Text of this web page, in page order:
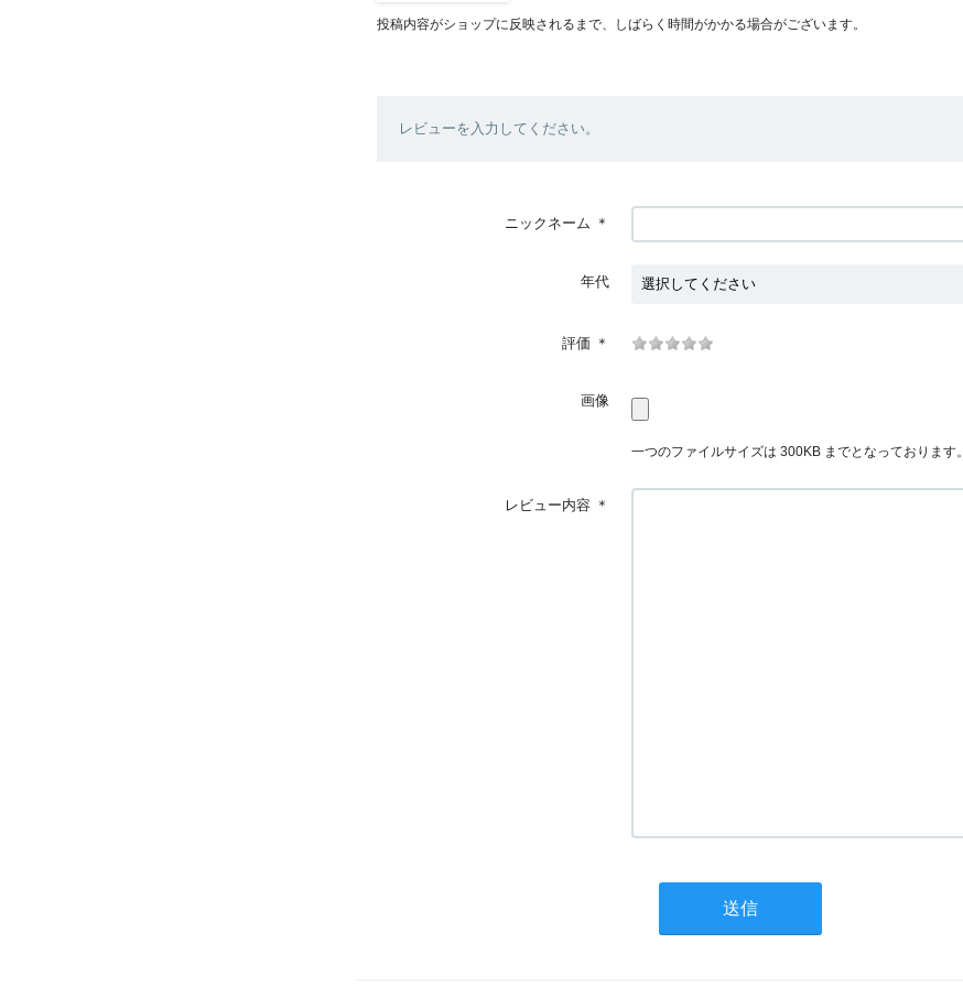
投稿内容がショップに反映されるまで、しばらく時間がかかる場合がございます。
レビューを入力してください。
ニックネーム ＊
年代
評価 ＊
画像
一つのファイルサイズは 300KB までとなっております。
レビュー内容 ＊